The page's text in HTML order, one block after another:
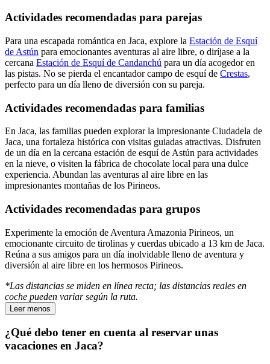
Actividades recomendadas para parejas
Para una escapada romántica en Jaca, explore la Estación de Esquí
de Astún para emocionantes aventuras al aire libre, o diríjase a la
cercana Estación de Esquí de Candanchú para un día acogedor en
las pistas. No se pierda el encantador campo de esquí de Crestas,
perfecto para un día lleno de diversión con su pareja.
Actividades recomendadas para familias
En Jaca, las familias pueden explorar la impresionante Ciudadela de
Jaca, una fortaleza histórica con visitas guiadas atractivas. Disfruten
de un día en la cercana estación de esquí de Astún para actividades
en la nieve, o visiten la fábrica de chocolate local para una dulce
experiencia. Abundan las aventuras al aire libre en las
impresionantes montañas de los Pirineos.
Actividades recomendadas para grupos
Experimente la emoción de Aventura Amazonia Pirineos, un
emocionante circuito de tirolinas y cuerdas ubicado a 13 km de Jaca.
Reúna a sus amigos para un día inolvidable lleno de aventura y
diversión al aire libre en los hermosos Pirineos.
*Las distancias se miden en línea recta; las distancias reales en
coche pueden variar según la ruta.
Leer menos
¿Qué debo tener en cuenta al reservar unas
vacaciones en Jaca?